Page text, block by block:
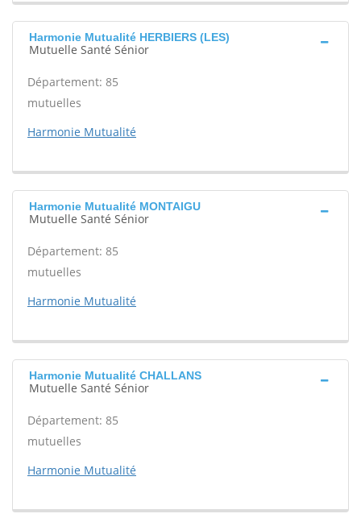
Harmonie Mutualité HERBIERS (LES)
Mutuelle Santé Sénior
Département: 85
mutuelles
Harmonie Mutualité
Harmonie Mutualité MONTAIGU
Mutuelle Santé Sénior
Département: 85
mutuelles
Harmonie Mutualité
Harmonie Mutualité CHALLANS
Mutuelle Santé Sénior
Département: 85
mutuelles
Harmonie Mutualité